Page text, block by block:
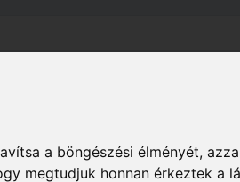
a böngészési élményét,
megtudjuk honnan érkeztek a
Kulacsok
kulacs) A2123000100